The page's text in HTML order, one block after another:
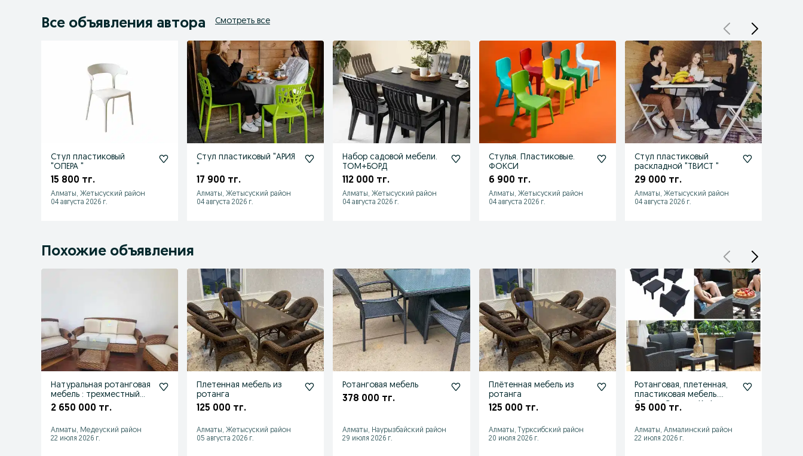
Все объявления автора Смотреть все
Стул пластиковый
"ОПЕРА "
15 800 тг.
Алматы, Жетысуский район
04 августа 2026 г.
Стул пластиковый "АРИЯ
"
17 900 тг.
Алматы, Жетысуский район
04 августа 2026 г.
Набор садовой мебели.
ТОМ+БОРД
112 000 тг.
Алматы, Жетысуский район
04 августа 2026 г.
Стулья. Пластиковые.
ФОКСИ
6 900 тг.
Алматы, Жетысуский район
04 августа 2026 г.
Стул пластиковый
раскладной "ТВИСТ "
29 000 тг.
Алматы, Жетысуский район
04 августа 2026 г.
Похожие объявления
Натуральная ротанговая
мебель : трехместный
диван+два
2 650 000 тг.
Алматы, Медеуский район
22 июля 2026 г.
Плетенная мебель из
ротанга
125 000 тг.
Алматы, Жетысуский район
05 августа 2026 г.
Ротанговая мебель
378 000 тг.
Алматы, Наурызбайский район
29 июля 2026 г.
Плётенная мебель из
ротанга
125 000 тг.
Алматы, Турксибский район
20 июля 2026 г.
Ротанговая, плетенная,
пластиковая мебель.
Стулья Столы в Кафе.
95 000 тг.
Алматы, Алмалинский район
22 июля 2026 г.